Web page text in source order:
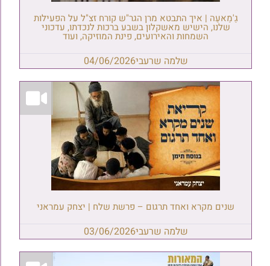
גַ'מַאעַה | איך התבטא מרן הגר"ש קורח זצ"ל על הפעילות
שלנו, הישיש מאשקלון בשבע ברכות לנכדתו, עדכוני
השמחות והאירועים, פינת המוזיקה, ועוד
שלמה שרעבי04/06/2026
שנים מקרא ואחד תרגום – פרשת שלח | יצחק עמראני
שלמה שרעבי03/06/2026